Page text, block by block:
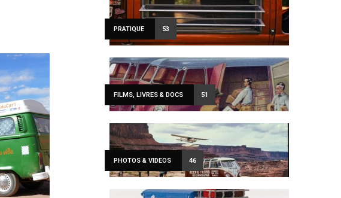
PRATIQUE 53
FILMS, LIVRES & DOCS 51
PHOTOS & VIDEOS 46